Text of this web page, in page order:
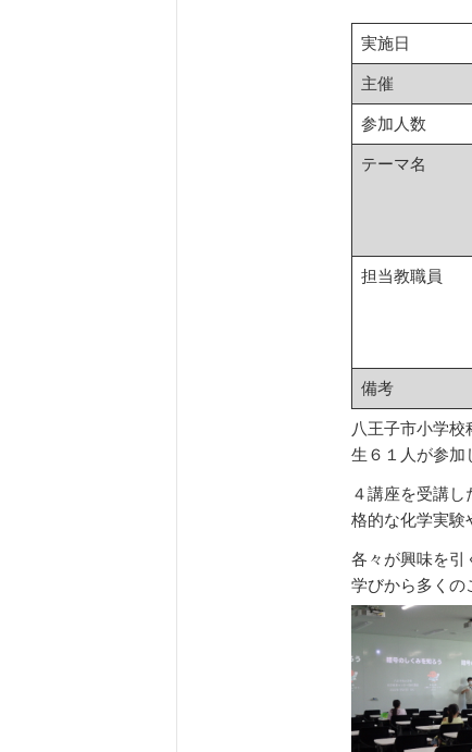
実施日
主催
参加人数
テーマ名
担当教職員
備考
八王子市小学
生６１人が参加
４講座を受講
格的な化学実験
各々が興味を引
学びから多くの